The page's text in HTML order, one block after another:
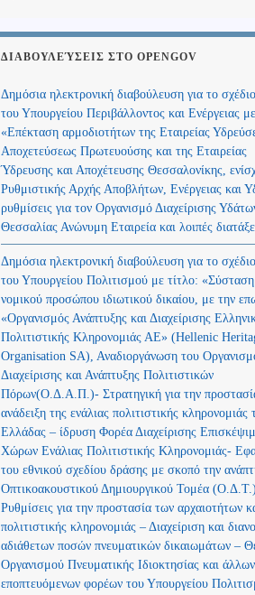
ΔΙΑΒΟΥΛΕΎΣΕΙΣ ΣΤΟ OPENGOV
Δημόσια ηλεκτρονική διαβούλευση για το
του Υπουργείου Περιβάλλοντος και Ενέργειας
«Επέκταση αρμοδιοτήτων της Εταιρείας
Αποχετεύσεως Πρωτευούσης και της Εταιρείας
Ύδρευσης και Αποχέτευσης Θεσσαλονίκης,
Ρυθμιστικής Αρχής Αποβλήτων, Ενέργειας και
ρυθμίσεις για τον Οργανισμό Διαχείρισης
Θεσσαλίας Ανώνυμη Εταιρεία και λοιπές
Δημόσια ηλεκτρονική διαβούλευση για το
του Υπουργείου Πολιτισμού με τίτλο: «Σύσταση
νομικού προσώπου ιδιωτικού δικαίου, με την
«Οργανισμός Ανάπτυξης και Διαχείρισης
Πολιτιστικής Κληρονομιάς ΑΕ» (Hellenic
Organisation SA), Αναδιοργάνωση του
Διαχείρισης και Ανάπτυξης Πολιτιστικών
Πόρων(Ο.Δ.Α.Π.)- Στρατηγική για την
ανάδειξη της ενάλιας πολιτιστικής κληρονομιάς
Ελλάδας – ίδρυση Φορέα Διαχείρισης
Χώρων Ενάλιας Πολιτιστικής Κληρονομιάς-
του εθνικού σχεδίου δράσης με σκοπό την
Οπτικοακουστικού Δημιουργικού Τομέα
Ρυθμίσεις για την προστασία των αρχαιοτήτων
πολιτιστικής κληρονομιάς – Διαχείριση και
αδιάθετων ποσών πνευματικών δικαιωμάτων –
Οργανισμού Πνευματικής Ιδιοκτησίας και άλλων
εποπτευόμενων φορέων του Υπουργείου